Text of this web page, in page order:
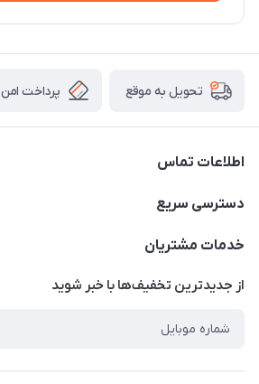
تحویل به موقع پرداخت امن
اطلاعات تماس
09307677708
دسترسی سریع
حساب کاربری
درباره ما
خدمات مشتریان
قوانین و مقررات
از جدید‌ترین تخفیف‌ها با‌ خبر شوید